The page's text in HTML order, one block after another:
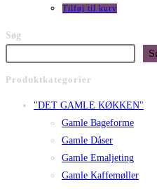
Tilføj til kurv
Søg
Produktkategorier
"DET GAMLE KØKKEN"
Gamle Bageforme
Gamle Dåser
Gamle Emaljeting
Gamle Kaffemøller